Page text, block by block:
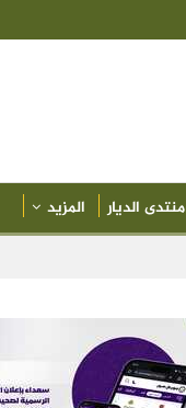
منتدى الديار المزيد